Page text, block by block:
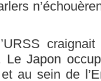
Le Japon
et au sein de